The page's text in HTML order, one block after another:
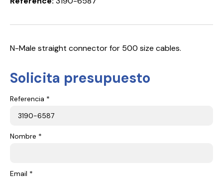
N-Male straight connector for 500 size cables.
Solicita presupuesto
Referencia *
Nombre *
Email *